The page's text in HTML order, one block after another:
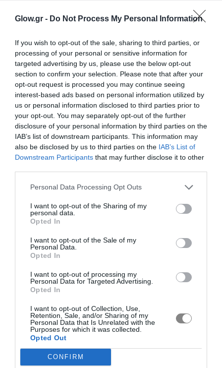
Glow.gr - Do Not Process My Personal Information
If you wish to opt-out of the sale, sharing to third parties, or
processing of your personal or sensitive information for
targeted advertising by us, please use the below opt-out
section to confirm your selection. Please note that after your
opt-out request is processed you may continue seeing
interest-based ads based on personal information utilized by
us or personal information disclosed to third parties prior to
your opt-out. You may separately opt-out of the further
disclosure of your personal information by third parties on the
IAB’s list of downstream participants. This information may
also be disclosed by us to third parties on the IAB’s List of
Downstream Participants that may further disclose it to other
Personal Data Processing Opt Outs
I want to opt-out of the Sharing of my
personal data.
Opted In
I want to opt-out of the Sale of my
Personal Data.
Opted In
I want to opt-out of processing my
Personal Data for Targeted Advertising.
Opted In
I want to opt-out of Collection, Use,
Retention, Sale, and/or Sharing of my
Personal Data that Is Unrelated with the
Purposes for which it was collected.
Opted Out
CONFIRM